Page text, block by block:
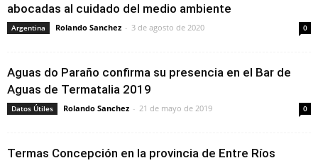
abocadas al cuidado del medio ambiente
Argentina Rolando Sanchez - 3 de agosto de 2020 0
Aguas do Paraño confirma su presencia en el Bar de
Aguas de Termatalia 2019
Datos Útiles Rolando Sanchez - 21 de mayo de 2019 0
Termas Concepción en la provincia de Entre Ríos